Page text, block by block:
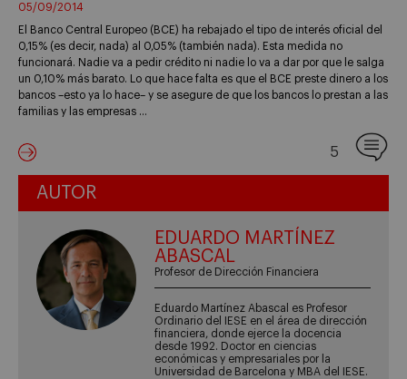
05/09/2014
El Banco Central Europeo (BCE) ha rebajado el tipo de interés oficial del
0,15% (es decir, nada) al 0,05% (también nada). Esta medida no
funcionará. Nadie va a pedir crédito ni nadie lo va a dar por que le salga
un 0,10% más barato. Lo que hace falta es que el BCE preste dinero a los
bancos –esto ya lo hace– y se asegure de que los bancos lo prestan a las
familias y las empresas …
5
AUTOR
EDUARDO MARTÍNEZ
ABASCAL
Profesor de Dirección Financiera
Eduardo Martínez Abascal es Profesor
Ordinario del IESE en el área de dirección
financiera, donde ejerce la docencia
desde 1992. Doctor en ciencias
económicas y empresariales por la
Universidad de Barcelona y MBA del IESE.